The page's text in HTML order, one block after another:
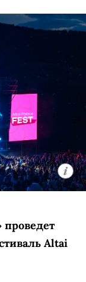
проведет
Altai